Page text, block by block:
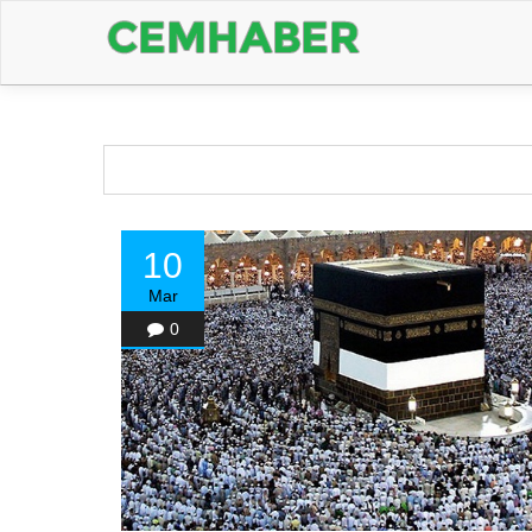
10
Mar
0